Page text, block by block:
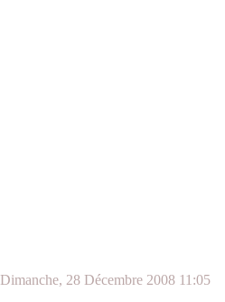
Dimanche, 28 Décembre 2008 11:05